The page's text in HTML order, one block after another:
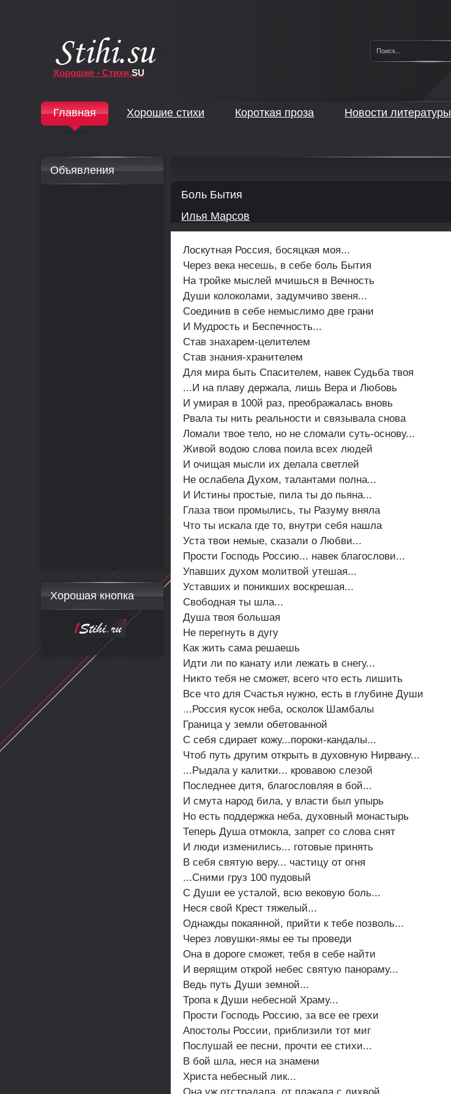
Хорошие - Стихи.SU
Главная Хорошие стихи Короткая проза Новости литературы
Боль Бытия
Илья Марсов
Лоскутная Россия, босяцкая моя...
Через века несешь, в себе боль Бытия
На тройке мыслей мчишься в Вечность
Души колоколами, задумчиво звеня...
Соединив в себе немыслимо две грани
И Мудрость и Беспечность...
Став знахарем-целителем
Став знания-хранителем
Для мира быть Спасителем, навек Судьба твоя
...И на плаву держала, лишь Вера и Любовь
И умирая в 100й раз, преображалась вновь
Рвала ты нить реальности и связывала снова
Ломали твое тело, но не сломали суть-основу...
Живой водою слова поила всех людей
И очищая мысли их делала светлей
Не ослабела Духом, талантами полна...
И Истины простые, пила ты до пьяна...
Глаза твои промылись, ты Разуму вняла
Что ты искала где то, внутри себя нашла
Уста твои немые, сказали о Любви...
Прости Господь Россию... навек благослови...
Упавших духом молитвой утешая...
Уставших и поникших воскрешая...
Свободная ты шла...
Душа твоя большая
Не перегнуть в дугу
Как жить сама решаешь
Идти ли по канату или лежать в снегу...
Никто тебя не сможет, всего что есть лишить
Все что для Счастья нужно, есть в глубине Души
...Россия кусок неба, осколок Шамбалы
Граница у земли обетованной
С себя сдирает кожу...пороки-кандалы...
Чтоб путь другим открыть в духовную Нирвану...
...Рыдала у калитки... кровавою слезой
Последнее дитя, благословляя в бой...
И смута народ била, у власти был упырь
Но есть поддержка неба, духовный монастырь
Теперь Душа отмокла, запрет со слова снят
И люди изменились... готовые принять
В себя святую веру... частицу от огня
...Сними груз 100 пудовый
С Души ее усталой, всю вековую боль...
Неся свой Крест тяжелый...
Однажды покаянной, прийти к тебе позволь...
Через ловушки-ямы ее ты проведи
Она в дороге сможет, тебя в себе найти
И верящим открой небес святую панораму...
Ведь путь Души земной...
Тропа к Души небесной Храму...
Прости Господь Россию, за все ее грехи
Апостолы России, приблизили тот миг
Послушай ее песни, прочти ее стихи...
В бой шла, неся на знамени
Христа небесный лик...
Объявления
Хорошая кнопка